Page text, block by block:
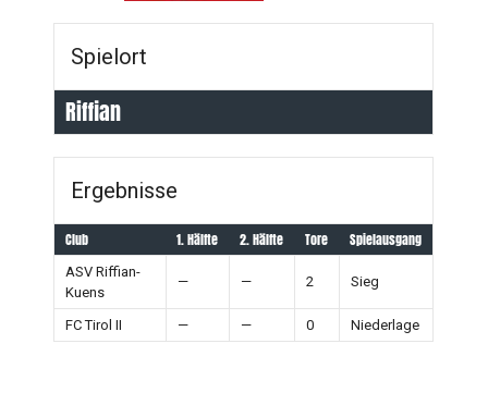
Spielort
Riffian
Ergebnisse
Club 1. Hälfte 2. Hälfte Tore Spielausgang
ASV Riffian-
Kuens
— — 2 Sieg
FC Tirol II — — 0 Niederlage